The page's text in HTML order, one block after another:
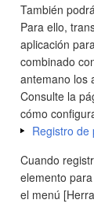
También
Para ello,
aplicación
combinado
antemano los
Consulte la
cómo
Registro de
Cuando
elemento
el menú